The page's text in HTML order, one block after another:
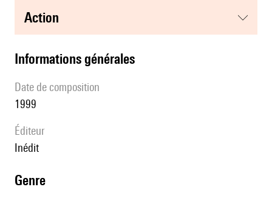
action
informations générales
date de composition
1999
éditeur
Inédit
genre